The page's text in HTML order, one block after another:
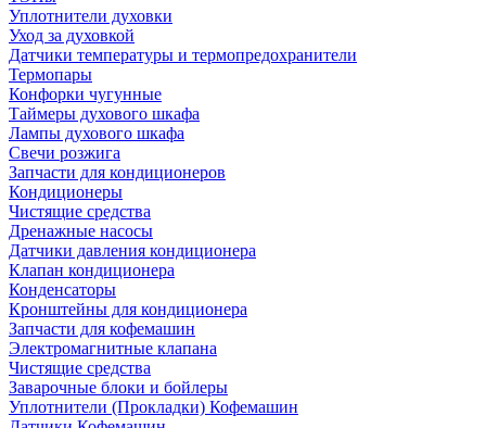
Уплотнители духовки
Уход за духовкой
Датчики температуры и термопредохранители
Термопары
Конфорки чугунные
Таймеры духового шкафа
Лампы духового шкафа
Свечи розжига
Запчасти для кондиционеров
Кондиционеры
Чистящие средства
Дренажные насосы
Датчики давления кондиционера
Клапан кондиционера
Конденсаторы
Кронштейны для кондиционера
Запчасти для кофемашин
Электромагнитные клапана
Чистящие средства
Заварочные блоки и бойлеры
Уплотнители (Прокладки) Кофемашин